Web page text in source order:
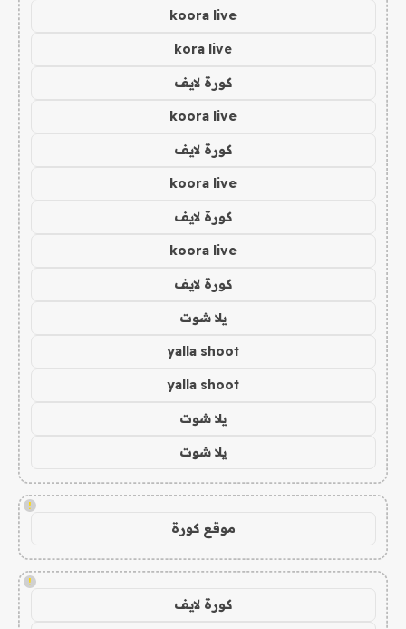
koora live
kora live
كورة لايف
koora live
كورة لايف
koora live
كورة لايف
koora live
كورة لايف
يلا شوت
yalla shoot
yalla shoot
يلا شوت
يلا شوت
!
موقع كورة
!
كورة لايف